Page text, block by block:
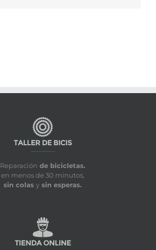
Reparación de bicicletas.
en menos de 30 minutos,
sin colas y sin esperas.